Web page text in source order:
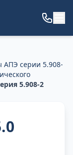
АПЭ серии 5.908-
5.908-2